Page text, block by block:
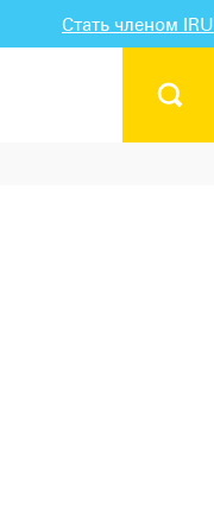
Стать членом IRU